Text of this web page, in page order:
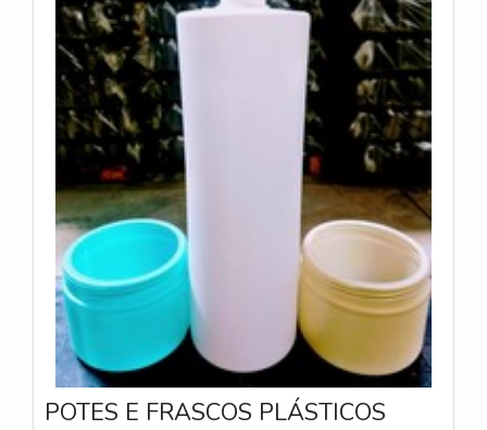
investidos valores consideráveis em instalações de
qualidade, aumentando a eficiência da marca. A
Avery é uma empresa que tem despontado no
mercado pela seriedade e qualidade, que garantem a
melhor experiência de todos os clientes.
POTES E FRASCOS PLÁSTICOS